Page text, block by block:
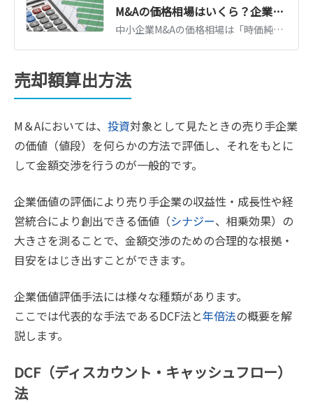
M&Aの価格相場はいくら？企業価値の算定方法と価格を高めるポイント
中小企業M&Aの価格相場は「時価純資産＋営業利益2〜5年分」が目安です。企業価値算定の3つの方法、業種・規模別の相場観、売却価格を高めるポイントを解説します。
売却額算出方法
M＆Aにおいては、 投資対象として見たときの売り手企業
の価値（値段）を何らかの方法で評価し、それをもとに
して金額交渉を行うのが一般的です。
企業価値の評価により売り手企業の収益性・成長性や経
営統合により創出できる価値（シナジー、相乗効果）の
大きさを測ることで、金額交渉のための合理的な根拠・
目安をはじき出すことができます。
企業価値評価手法には様々な種類があります。
ここでは代表的な手法であるDCF法と年倍法の概要を解
説します。
DCF（ディスカウント・キャッシュフロー）
法